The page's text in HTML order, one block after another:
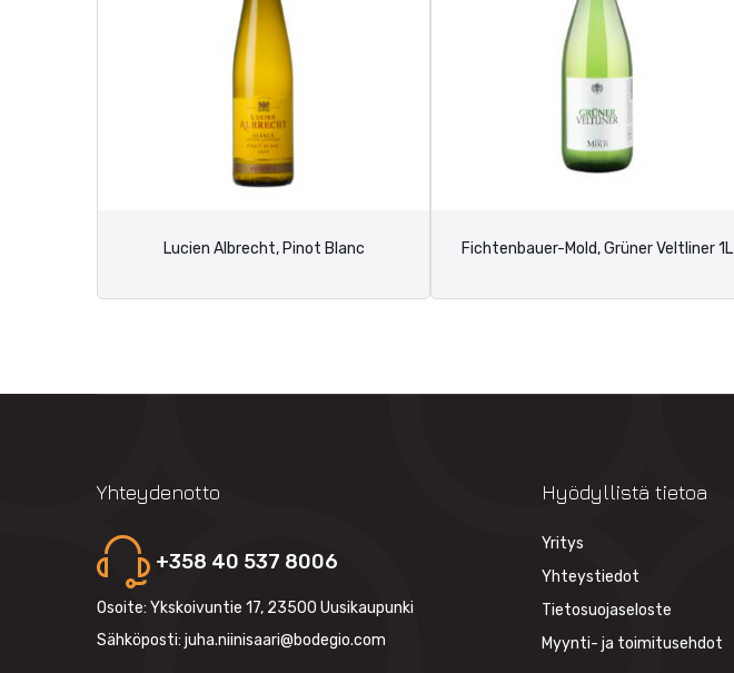
Lucien Albrecht, Pinot Blanc Fichtenbauer-Mold, Grüner Veltliner 1L
Yhteydenotto
+358 40 537 8006
Osoite: Ykskoivuntie 17, 23500 Uusikaupunki
Sähköposti: juha.niinisaari@bodegio.com
Hyödyllistä tietoa
Yritys
Yhteystiedot
Tietosuojaseloste
Myynti- ja toimitusehdot